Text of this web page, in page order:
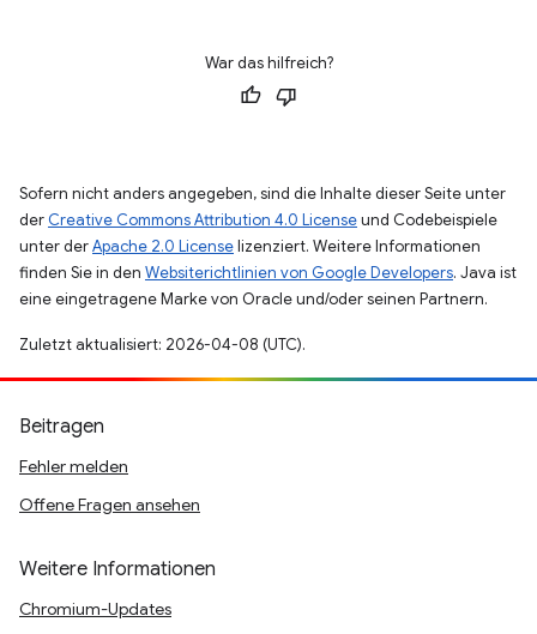
War das hilfreich?
Sofern nicht anders angegeben, sind die Inhalte dieser Seite unter
der Creative Commons Attribution 4.0 Licenseund Codebeispiele
unter derApache 2.0 Licenselizenziert. Weitere Informationen
finden Sie in den Websiterichtlinien von Google Developers. Java ist
eine eingetragene Marke von Oracle und/oder seinen Partnern.
Zuletzt aktualisiert: 2026-04-08 (UTC).
Beitragen
Fehler melden
Offene Fragen ansehen
Weitere Informationen
Chromium-Updates